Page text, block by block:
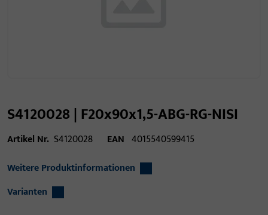
S4120028 | F20x90x1,5-ABG-RG-NISI
Artikel Nr. S4120028 EAN 4015540599415
Weitere Produktinformationen
Varianten